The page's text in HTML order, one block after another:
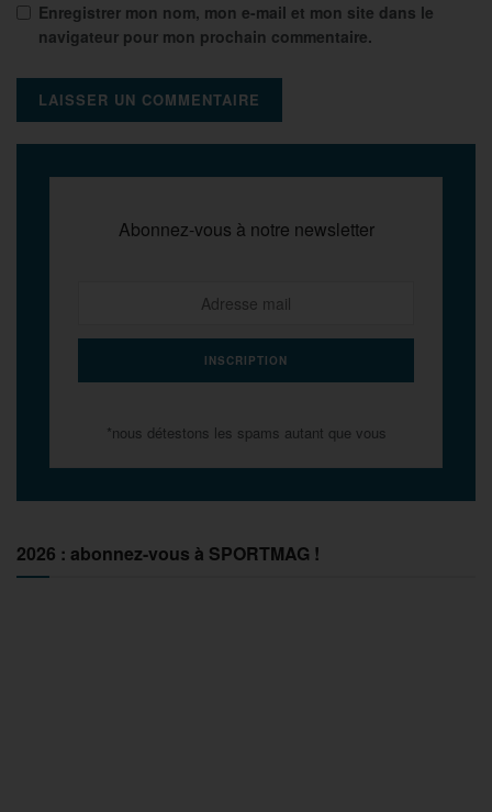
Enregistrer mon nom, mon e-mail et mon site dans le
navigateur pour mon prochain commentaire.
Abonnez-vous à notre newsletter
*nous détestons les spams autant que vous
2026 : abonnez-vous à SPORTMAG !